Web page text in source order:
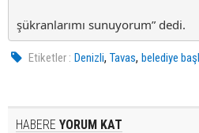
şükranlarımı sunuyorum” dedi.
Etiketler : Denizli,Tavas,belediye
HABERE YORUM KAT